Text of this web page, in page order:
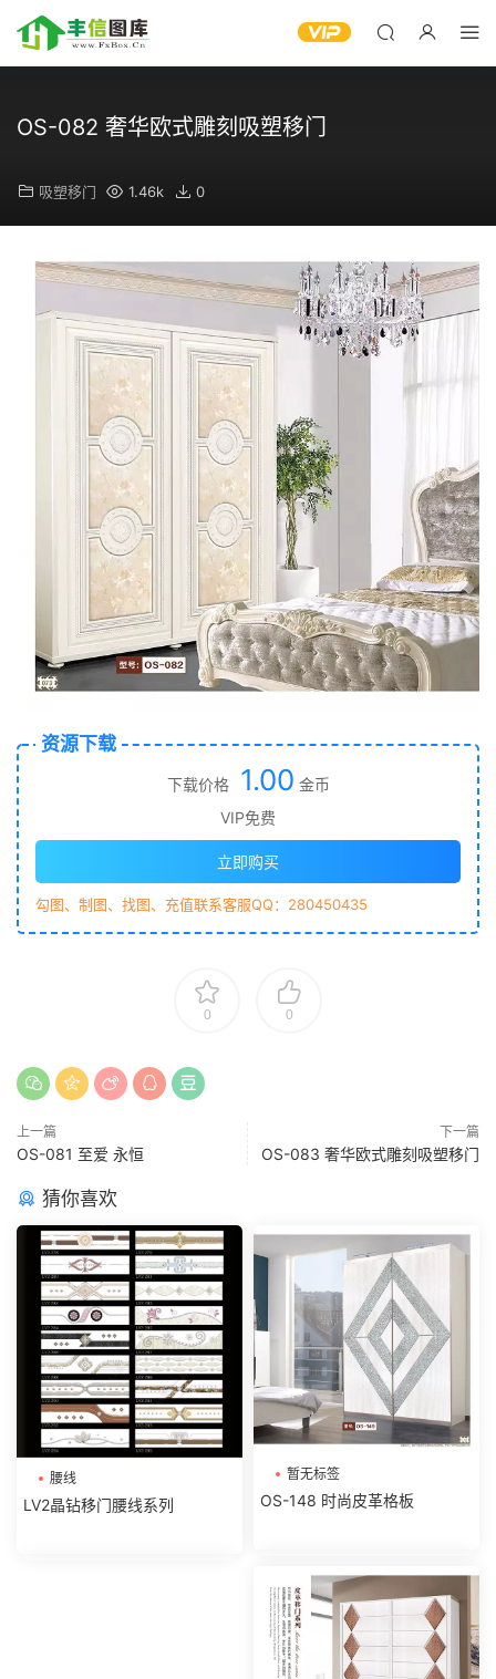
OS-082 奢华欧式雕刻吸塑移门
吸塑移门 1.46k 0
资源下载
下载价格 1.00 金币
VIP免费
立即购买
勾图、制图、找图、充值联系客服QQ：280450435
0 0
上一篇
OS-081 至爱 永恒
下一篇
OS-083 奢华欧式雕刻吸塑移门
猜你喜欢
腰线
LV2晶钻移门腰线系列
暂无标签
OS-148 时尚皮革格板